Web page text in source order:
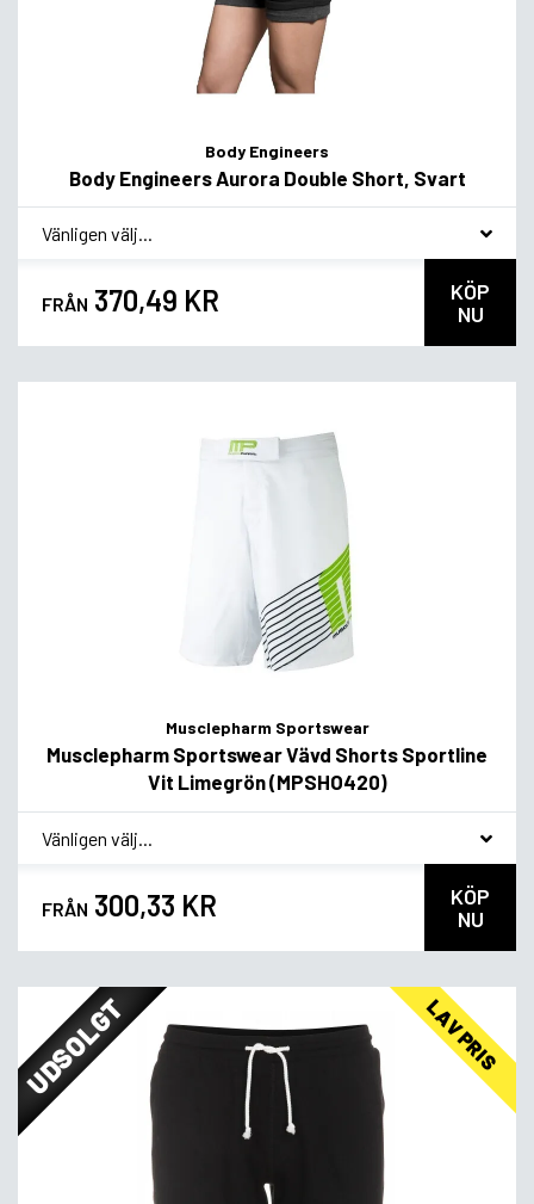
Body Engineers
Body Engineers Aurora Double Short, Svart
* Smakvariant
FRÅN 370,49 KR
KÖP
NU
Musclepharm Sportswear
Musclepharm Sportswear Vävd Shorts Sportline
Vit Limegrön (MPSHO420)
* Smakvariant
FRÅN 300,33 KR
KÖP
NU
UDSOLGT LAV PRIS